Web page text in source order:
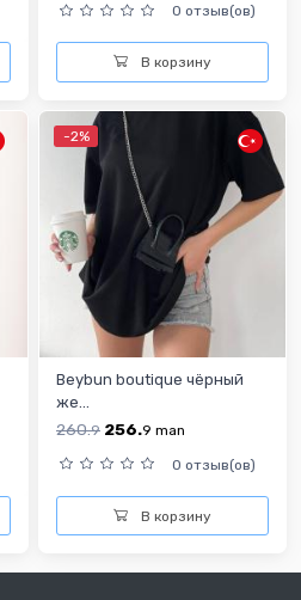
0 отзыв(ов)
В корзину
-2%
Beybun boutique чёрный
же...
260.9 256.9 man
0 отзыв(ов)
В корзину